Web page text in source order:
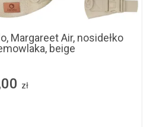
Margareet Air, nosidełko
beige
zł